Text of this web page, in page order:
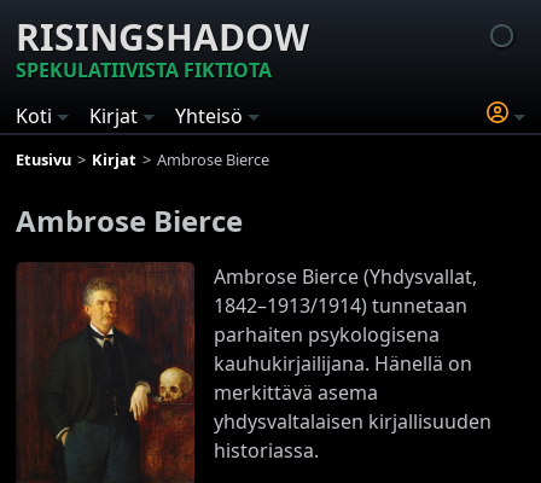
RISINGSHADOW
SPEKULATIIVISTA FIKTIOTA
Koti
Kirjat Yhteisö
Etusivu Kirjat Ambrose Bierce
Ambrose Bierce
Ambrose Bierce (Yhdysvallat,
1842–1913/1914) tunnetaan
parhaiten psykologisena
kauhukirjailijana. Hänellä on
merkittävä asema
yhdysvaltalaisen kirjallisuuden
historiassa.